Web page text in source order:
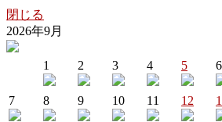
閉じる
2026年9月
1 2 3 4 5 6
7 8 9 10 11 12